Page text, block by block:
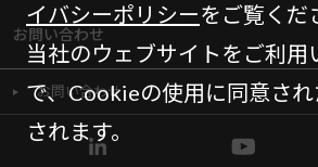
イバシーポリシーをご覧くだ
当社のウェブサイトをご利用
で、Cookieの使用に同意さ
されます。
お問い合わせ
お問い合わせ